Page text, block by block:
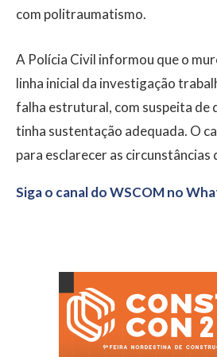
com politraumatismo.
A Polícia Civil informou que o
linha inicial da investigação
falha estrutural, com suspeita de
tinha sustentação adequada. O
para esclarecer as circunstâncias
Siga o canal do WSCOM no